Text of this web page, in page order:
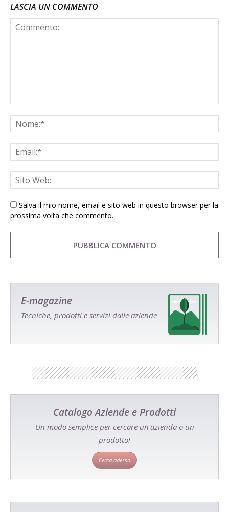
LASCIA UN COMMENTO
Salva il mio nome, email e sito web in questo browser per la
prossima volta che commento.
E-magazine
Tecniche, prodotti e servizi dalle aziende
Catalogo Aziende e Prodotti
Un modo semplice per cercare un'azienda o un
prodotto!
Cerca adesso